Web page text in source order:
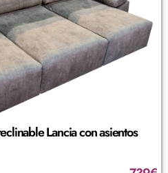
Lancia con asientos